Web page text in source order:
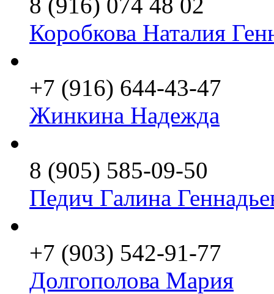
Коробкова Наталия
+7 (916) 644-43-47
Жинкина Надежда
8 (905) 585-09-50
Педич Галина
+7 (903) 542-91-77
Долгополова Мария